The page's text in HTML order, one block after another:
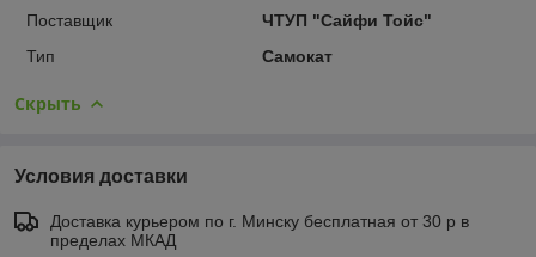
Поставщик
ЧТУП "Сайфи Тойс"
Тип
Самокат
Скрыть
Условия доставки
Доставка курьером по г. Минску бесплатная от 30 р в
пределах МКАД